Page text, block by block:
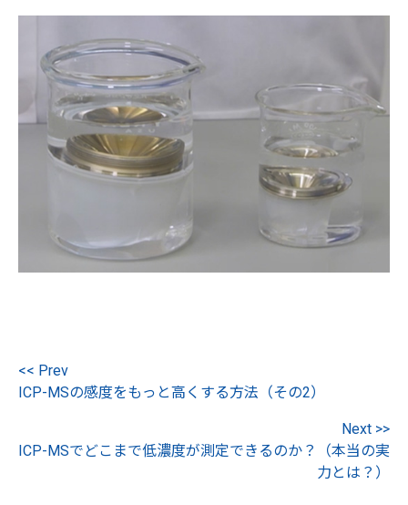
<< Prev
ICP-MSの感度をもっと高くする方法（その2）
Next >>
ICP-MSでどこまで低濃度が測定できるのか？（本当の実
力とは？）